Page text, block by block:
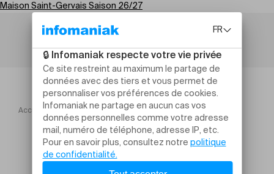
Maison Saint-Gervais Saison 26/27
Accueil Maison Saint Gervais Saison 2627 Hell.